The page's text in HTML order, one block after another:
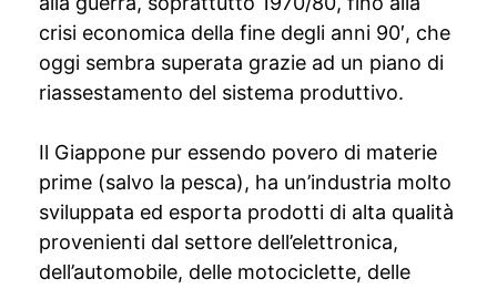
crisi economica della fine degli anni 90′, che
oggi sembra superata grazie ad un piano di
riassestamento del sistema produttivo.
Il Giappone pur essendo povero di materie
prime (salvo la pesca), ha un’industria molto
sviluppata ed esporta prodotti di alta qualità
provenienti dal settore dell’elettronica,
dell’automobile, delle motociclette, delle